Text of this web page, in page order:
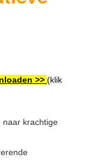
>> (klik
naar krachtige